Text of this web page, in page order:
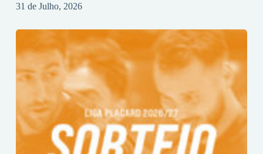
31 de Julho, 2026